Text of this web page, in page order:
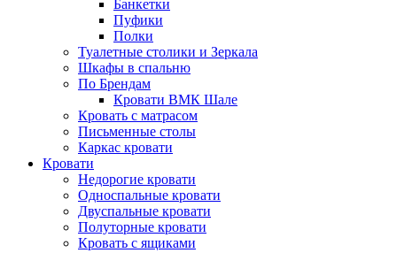
Банкетки
Пуфики
Полки
Туалетные столики и Зеркала
Шкафы в спальню
По Брендам
Кровати ВМК Шале
Кровать с матрасом
Письменные столы
Каркас кровати
Кровати
Недорогие кровати
Односпальные кровати
Двуспальные кровати
Полуторные кровати
Кровать с ящиками